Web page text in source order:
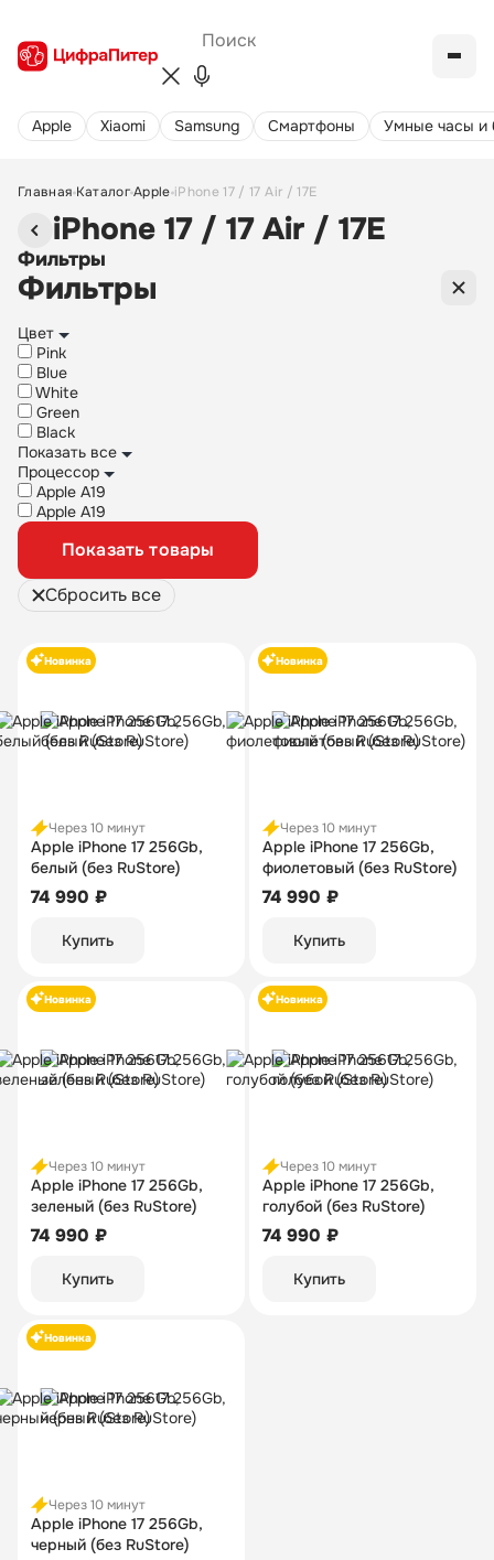
Apple Xiaomi Samsung Cмартфоны Умные часы и
Главная КаталогApple iPhone 17 / 17 Air / 17E
iPhone 17 / 17 Air / 17E
Фильтры
Фильтры
Цвет
Pink
Blue
White
Green
Black
Показать все
Процессор
Apple A19
Apple A19
Показать товары
Сбросить все
Новинка
Через 10 минут
Apple iPhone 17 256Gb,
белый (без RuStore)
74 990 ₽
Купить
Новинка
Через 10 минут
Apple iPhone 17 256Gb,
фиолетовый (без RuStore)
74 990 ₽
Купить
Новинка
Через 10 минут
Apple iPhone 17 256Gb,
зеленый (без RuStore)
74 990 ₽
Купить
Новинка
Через 10 минут
Apple iPhone 17 256Gb,
голубой (без RuStore)
74 990 ₽
Купить
Новинка
Через 10 минут
Apple iPhone 17 256Gb,
черный (без RuStore)